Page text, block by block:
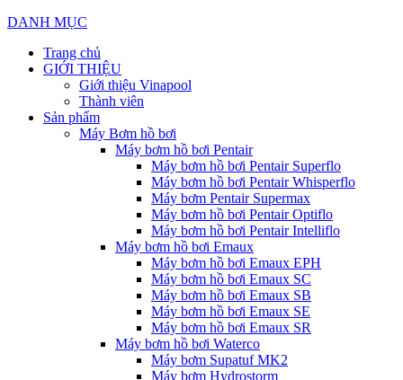
DANH MỤC
Trang chủ
GIỚI THIỆU
Giới thiệu Vinapool
Thành viên
Sản phẩm
Máy Bơm hồ bơi
Máy bơm hồ bơi Pentair
Máy bơm hồ bơi Pentair Superflo
Máy bơm hồ bơi Pentair Whisperflo
Máy bơm Pentair Supermax
Máy bơm hồ bơi Pentair Optiflo
Máy bơm hồ bơi Pentair Intelliflo
Máy bơm hồ bơi Emaux
Máy bơm hồ bơi Emaux EPH
Máy bơm hồ bơi Emaux SC
Máy bơm hồ bơi Emaux SB
Máy bơm hồ bơi Emaux SE
Máy bơm hồ bơi Emaux SR
Máy bơm hồ bơi Waterco
Máy bơm Supatuf MK2
Máy bơm Hydrostorm